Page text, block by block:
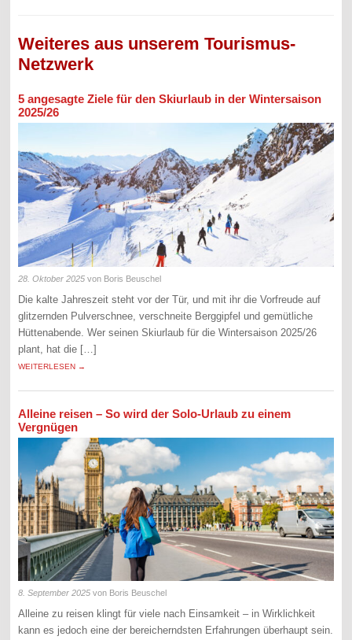
Weiteres aus unserem Tourismus-
Netzwerk
5 angesagte Ziele für den Skiurlaub in der Wintersaison
2025/26
28. Oktober 2025 von Boris Beuschel
Die kalte Jahreszeit steht vor der Tür, und mit ihr die Vorfreude auf
glitzernden Pulverschnee, verschneite Berggipfel und gemütliche
Hüttenabende. Wer seinen Skiurlaub für die Wintersaison 2025/26
plant, hat die […]
WEITERLESEN →
Alleine reisen – So wird der Solo-Urlaub zu einem
Vergnügen
8. September 2025 von Boris Beuschel
Alleine zu reisen klingt für viele nach Einsamkeit – in Wirklichkeit
kann es jedoch eine der bereicherndsten Erfahrungen überhaupt sein.